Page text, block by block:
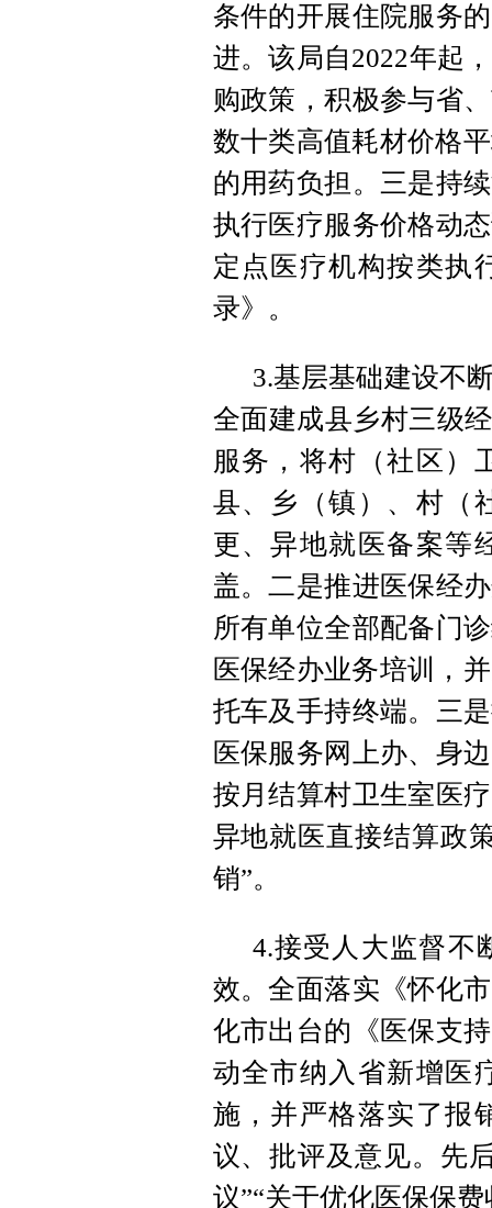
条件的开展住院服务
进。该局自2022年起
购政策，积极参与省
数十类高值耗材价格
的用药负担。三是持
执行医疗服务价格动
定点医疗机构按类执
录》。
3.基层基础建设不
全面建成县乡村三级
服务，将村（社区）
县、乡（镇）、村（
更、异地就医备案等
盖。二是推进医保经
所有单位全部配备门
医保经办业务培训，
托车及手持终端。三
医保服务网上办、身
按月结算村卫生室医
异地就医直接结算政
销”。
4.接受人大监督不
效。全面落实《怀化
化市出台的《医保支
动全市纳入省新增医
施，并严格落实了报
议、批评及意见。先
议”“关于优化医保保